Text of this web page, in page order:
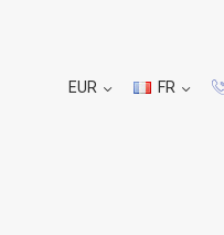
EUR FR